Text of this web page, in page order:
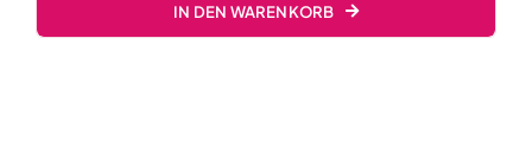
IN DEN WARENKORB